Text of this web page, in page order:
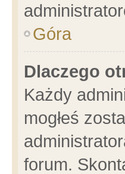
Góra
Dlaczego
Każdy
mogłeś
forum.